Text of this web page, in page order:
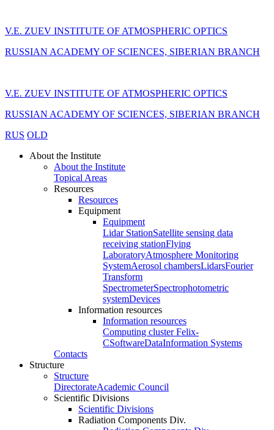
V.E. ZUEV INSTITUTE OF ATMOSPHERIC OPTICS
RUSSIAN ACADEMY OF SCIENCES, SIBERIAN BRANCH
V.E. ZUEV INSTITUTE OF ATMOSPHERIC OPTICS
RUSSIAN ACADEMY OF SCIENCES, SIBERIAN BRANCH
RUS OLD
About the Institute
About the Institute
Topical Areas
Resources
Resources
Equipment
Equipment
Lidar StationSatellite sensing data
receiving stationFlying
LaboratoryAtmosphere Monitoring
SystemAerosol chambersLidarsFourier
Transform
SpectrometerSpectrophotometric
systemDevices
Information resources
Information resources
Computing cluster Felix-
CSoftwareDataInformation Systems
Contacts
Structure
Structure
DirectorateAcademic Council
Scientific Divisions
Scientific Divisions
Radiation Components Div.